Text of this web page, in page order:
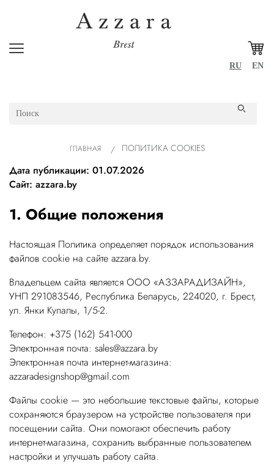
RU EN
ГЛАВНАЯ ПОЛИТИКА COOKIES
Дата публикации: 01.07.2026
Сайт: azzara.by
1. Общие положения
Настоящая Политика определяет порядок использования
файлов cookie на сайте azzara.by.
Владельцем сайта является ООО «АЗЗАРАДИЗАЙН»,
УНП 291083546, Республика Беларусь, 224020, г. Брест,
ул. Янки Купалы, 1/5-2.
Телефон: +375 (162) 541-000
Электронная почта: sales@azzara.by
Электронная почта интернет-магазина:
azzaradesignshop@gmail.com
Файлы cookie — это небольшие текстовые файлы, которые
сохраняются браузером на устройстве пользователя при
посещении сайта. Они помогают обеспечить работу
интернет-магазина, сохранить выбранные пользователем
настройки и улучшать работу сайта.